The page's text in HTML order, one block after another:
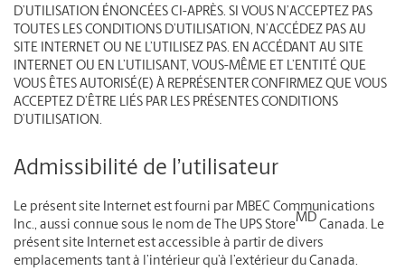
D’UTILISATION ÉNONCÉES CI-APRÈS. SI VOUS N’ACCEPTEZ PAS
TOUTES LES CONDITIONS D’UTILISATION, N’ACCÉDEZ PAS AU
SITE INTERNET OU NE L’UTILISEZ PAS. EN ACCÉDANT AU SITE
INTERNET OU EN L’UTILISANT, VOUS-MÊME ET L’ENTITÉ QUE
VOUS ÊTES AUTORISÉ(E) À REPRÉSENTER CONFIRMEZ QUE VOUS
ACCEPTEZ D’ÊTRE LIÉS PAR LES PRÉSENTES CONDITIONS
D’UTILISATION.
Admissibilité de l’utilisateur
Le présent site Internet est fourni par MBEC Communications
Inc., aussi connue sous le nom de The UPS StoreMD Canada. Le
présent site Internet est accessible à partir de divers
emplacements tant à l’intérieur qu’à l’extérieur du Canada.